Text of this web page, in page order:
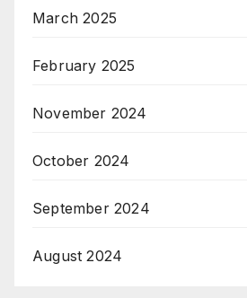
March 2025
February 2025
November 2024
October 2024
September 2024
August 2024